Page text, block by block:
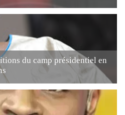
du camp présidentiel en